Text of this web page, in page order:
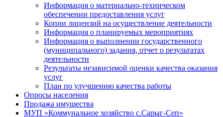
Информация о материально-техническом
обеспечении предоставления услуг
Копии лицензий на осуществление деятельности
Информация о планируемых мероприятиях
Информация о выполнении государственного
(муниципального) задания, отчет о результатах
деятельности
Результаты независимой оценки качества оказания
услуг
План по улучшению качества работы
Опросы населения
Продажа имущества
МУП «Коммунальное хозяйство с.Сарыг-Сеп»